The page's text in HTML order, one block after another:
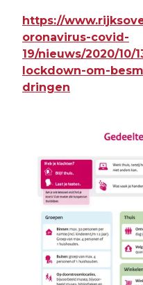
https://
oronavirus-covid-
19/nieuws/2020/10/
lockdown-om-
dringen